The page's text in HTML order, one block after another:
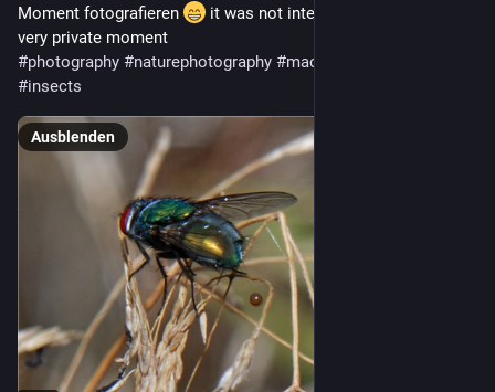
Moment fotografieren
it was not intended to shoot this
very private moment
#photography #naturephotography #macrophotography
#insects
Ausblenden